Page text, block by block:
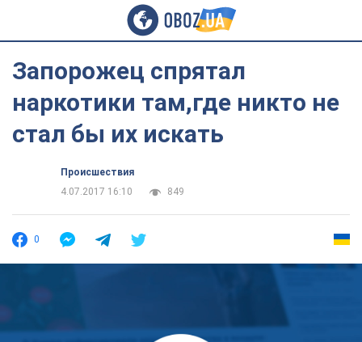
Запорожец спрятал
наркотики там,где никто не
стал бы их искать
Происшествия
4.07.2017 16:10
849
0